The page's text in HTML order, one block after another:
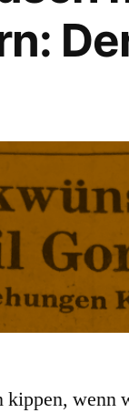
kippen, wenn